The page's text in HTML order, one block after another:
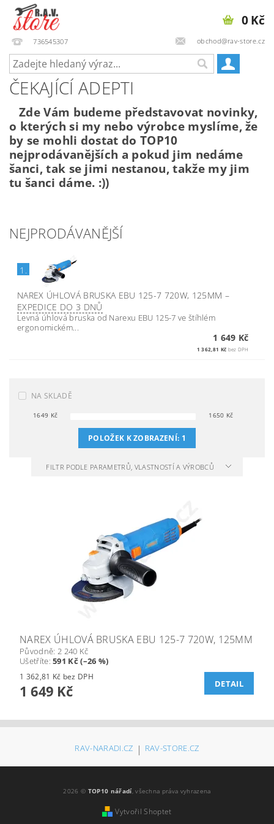
736545307 obchod@rav-store.cz
0 Kč
ČEKAJÍCÍ ADEPTI
Zde Vám budeme představovat novinky,
o kterých si my nebo výrobce myslíme, že
by se mohli dostat do TOP10
nejprodávanějších a pokud jim nedáme
šanci, tak se jimi nestanou, takže my jim
tu šanci dáme. :))
NEJPRODÁVANĚJŠÍ
1.
NAREX ÚHLOVÁ BRUSKA EBU 125-7 720W, 125MM –
EXPEDICE DO 3 DNŮ
Levná úhlová bruska od Narexu EBU 125-7 ve štíhlém
ergonomickém...
1 649 Kč
1 362,81 Kč bez DPH
NA SKLADĚ
1649 Kč 1650 Kč
POLOŽEK K ZOBRAZENÍ: 1
FILTR PODLE PARAMETRŮ, VLASTNOSTÍ A VÝROBCŮ
NAREX ÚHLOVÁ BRUSKA EBU 125-7 720W, 125MM
Původně: 2 240 Kč
Ušetříte:591 Kč (–26 %)
1 362,81 Kč bez DPH
1 649 Kč DETAIL
RAV-NARADI.CZ | RAV-STORE.CZ
2026 © TOP10 nářadí, všechna práva vyhrazena
Vytvořil Shoptet